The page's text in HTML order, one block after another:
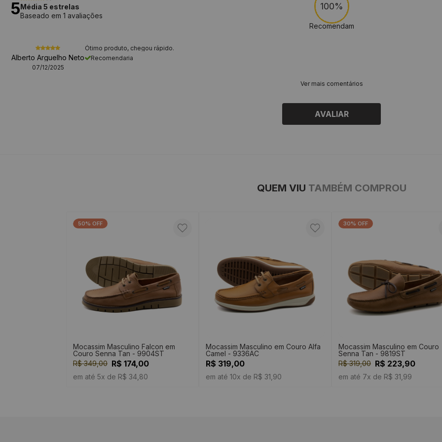
5Média 5 estrelas
Baseado em 1 avaliações
100%
Recomendam
Alberto Arguelho Neto
07/12/2025
Ótimo produto, chegou rápido.
Recomendaria
Ver mais comentários
AVALIAR
QUEM VIU TAMBÉM COMPROU
50% OFF
Mocassim Masculino Falcon em
Couro Senna Tan - 9904ST
R$ 349,00 R$ 174,00
em até 5x de R$ 34,80
Mocassim Masculino em Couro Alfa
Camel - 9336AC
R$ 319,00
em até 10x de R$ 31,90
30% OFF
Mocassim Masculino em Couro
Senna Tan - 9819ST
R$ 319,00 R$ 223,90
em até 7x de R$ 31,99